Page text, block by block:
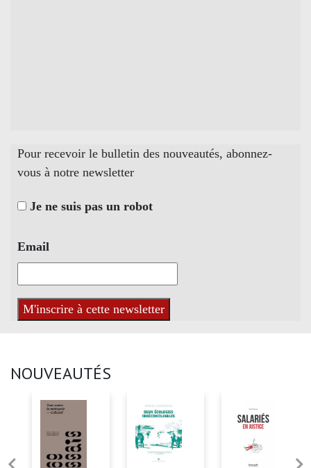
Pour recevoir le bulletin des nouveautés, abonnez-
vous à notre newsletter
Je ne suis pas un robot
Email
NOUVEAUTÉS